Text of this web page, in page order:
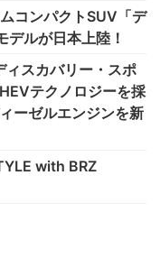
コンパクトSUV「デ
ルが日本上陸！
スカバリー・スポ
テクノロジーを採
ーゼルエンジンを新
with BRZ